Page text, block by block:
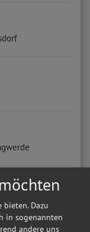
Dazu
in sogenannten
andere uns